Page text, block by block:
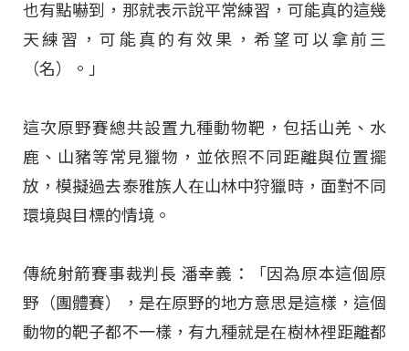
也有點嚇到，那就表示說平常練習，可能真的這幾
天練習，可能真的有效果，希望可以拿前三
（名）。」
這次原野賽總共設置九種動物靶，包括山羌、水
鹿、山豬等常見獵物，並依照不同距離與位置擺
放，模擬過去泰雅族人在山林中狩獵時，面對不同
環境與目標的情境 。
傳統射箭賽事裁判長 潘幸義：「因為原本這個原
野（團體賽），是在原野的地方意思是這樣，這個
動物的靶子都不一樣，有九種就是在樹林裡距離都